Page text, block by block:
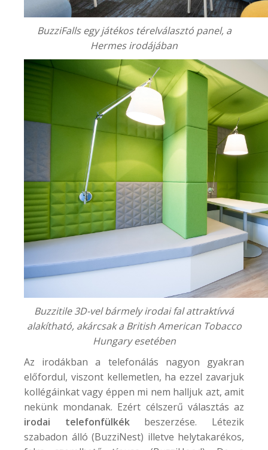
BuzziFalls egy játékos térelválasztó panel, a
Hermes irodájában
Buzzitile 3D-vel bármely irodai fal attraktívvá
alakítható, akárcsak a British American Tobacco
Hungaryesetében
Az irodákban a telefonálás nagyon gyakran
előfordul, viszont kellemetlen, ha ezzel zavarjuk
kollégáinkat vagy éppen mi nem halljuk azt, amit
nekünk mondanak. Ezért célszerű választás az
irodai telefonfülkékbeszerzése. Létezik
szabadon álló (BuzziNest) illetve helytakarékos,